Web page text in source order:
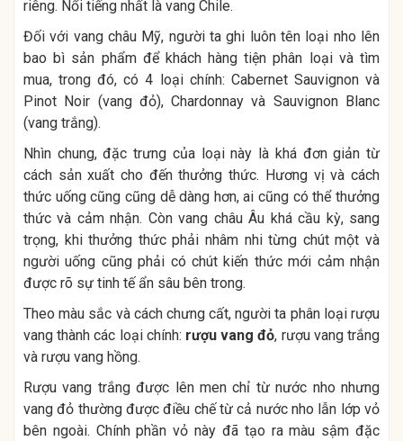
riêng. Nổi tiếng nhất là vang Chile.
Đối với vang châu Mỹ, người ta ghi luôn tên loại nho lên
bao bì sản phẩm để khách hàng tiện phân loại và tìm
mua, trong đó, có 4 loại chính: Cabernet Sauvignon và
Pinot Noir (vang đỏ), Chardonnay và Sauvignon Blanc
(vang trắng).
Nhìn chung, đặc trưng của loại này là khá đơn giản từ
cách sản xuất cho đến thưởng thức. Hương vị và cách
thức uống cũng cũng dễ dàng hơn, ai cũng có thể thưởng
thức và cảm nhận. Còn vang châu Âu khá cầu kỳ, sang
trọng, khi thưởng thức phải nhâm nhi từng chút một và
người uống cũng phải có chút kiến thức mới cảm nhận
được rõ sự tinh tế ẩn sâu bên trong.
Theo màu sắc và cách chưng cất, người ta phân loại rượu
vang thành các loại chính: rượu vang đỏ, rượu vang trắng
và rượu vang hồng.
Rượu vang trắng được lên men chỉ từ nước nho nhưng
vang đỏ thường được điều chế từ cả nước nho lẫn lớp vỏ
bên ngoài. Chính phần vỏ này đã tạo ra màu sậm đặc